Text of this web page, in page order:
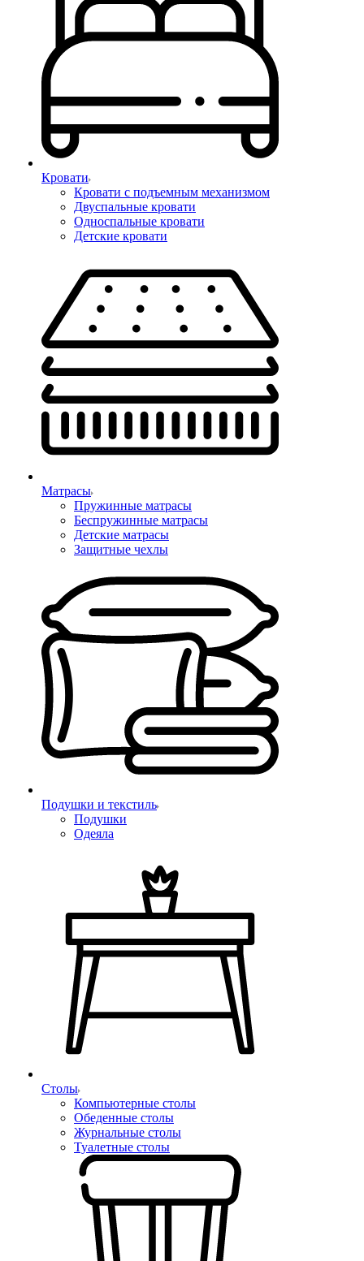
Кровати
Кровати с подъемным механизмом
Двуспальные кровати
Односпальные кровати
Детские кровати
Матрасы
Пружинные матрасы
Беспружинные матрасы
Детские матрасы
Защитные чехлы
Подушки и текстиль
Подушки
Одеяла
Столы
Компьютерные столы
Обеденные столы
Журнальные столы
Туалетные столы